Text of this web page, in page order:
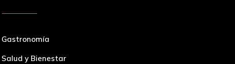
Gastronomía
Salud y Bienestar